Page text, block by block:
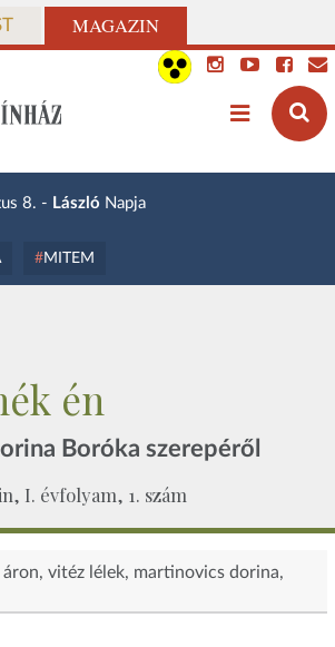
MAGAZIN
8. - László Napja
MITEM
én
Boróka szerepéről
I. évfolyam, 1. szám
vitéz lélek martinovics dorina